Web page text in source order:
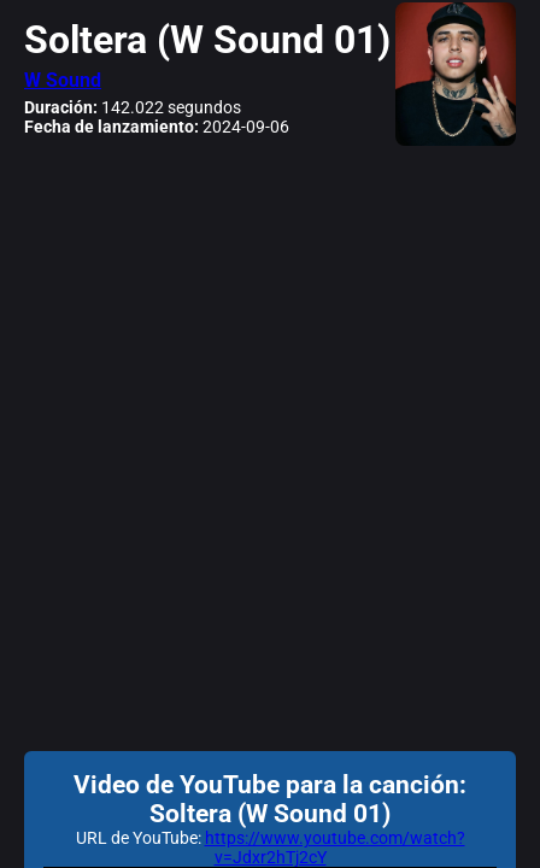
Soltera (W Sound 01)
W Sound
Duración: 142.022 segundos
Fecha de lanzamiento: 2024-09-06
Video de YouTube para la canción:
Soltera (W Sound 01)
URL de YouTube: https://www.youtube.com/watch?
v=Jdxr2hTj2cY